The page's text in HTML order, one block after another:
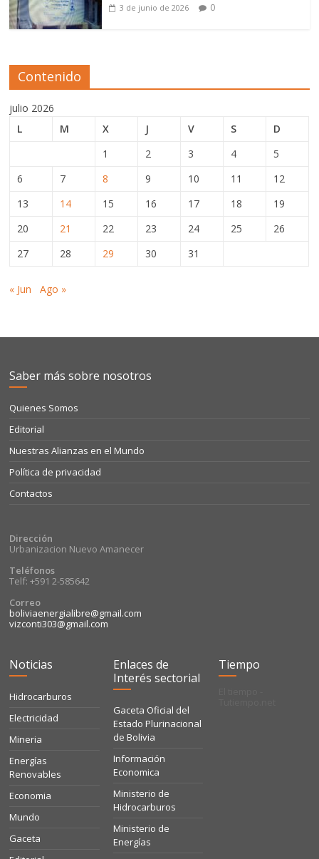
3 de junio de 2026 0
Contenido
julio 2026
L
M X J V S
D
1
2 3 4
5
6
7 8 9 10 11
12
13
14 15 16 17 18
19
20
21 22 23 24 25
26
27
28 29 30 31
« Jun Ago »
Saber más sobre nosotros
Quienes Somos
Editorial
Nuestras Alianzas en el Mundo
Política de privacidad
Contactos
Dirección
Urbanizacion Nuevo Amanecer
Teléfonos
Telf: +591 2-585642
Correo
boliviaenergialibre@gmail.com
vizconti303@gmail.com
Noticias
Hidrocarburos
Electricidad
Mineria
Energías
Renovables
Economia
Mundo
Gaceta
Enlaces de
Interés sectorial
Gaceta Oficial del
Estado Plurinacional
de Bolivia
Información
Economica
Ministerio de
Hidrocarburos
Ministerio de
Energías
Tiempo